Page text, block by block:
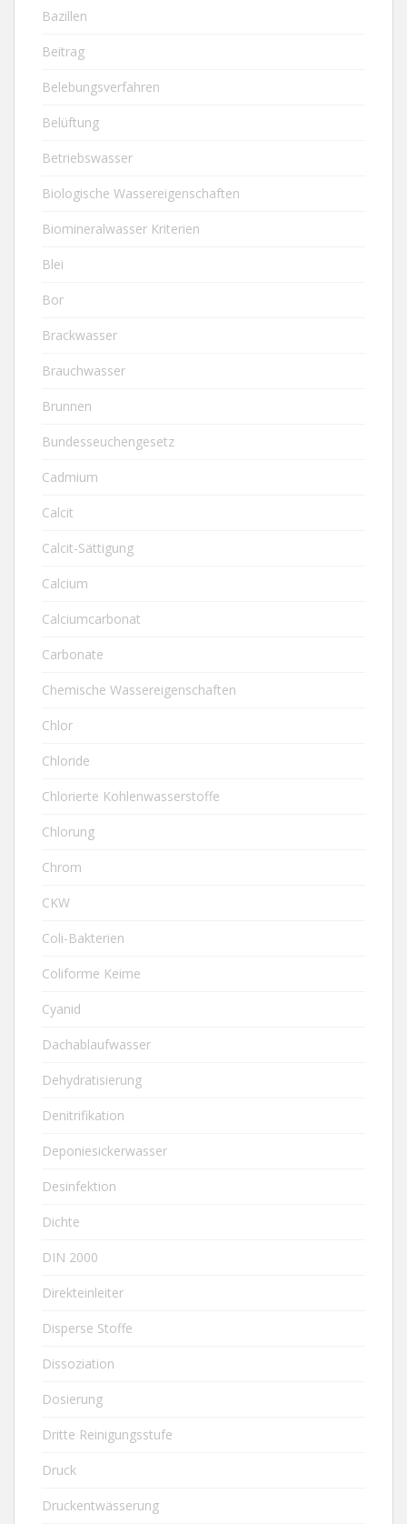
Bazillen
Beitrag
Belebungsverfahren
Belüftung
Betriebswasser
Biologische Wassereigenschaften
Biomineralwasser Kriterien
Blei
Bor
Brackwasser
Brauchwasser
Brunnen
Bundesseuchengesetz
Cadmium
Calcit
Calcit-Sättigung
Calcium
Calciumcarbonat
Carbonate
Chemische Wassereigenschaften
Chlor
Chloride
Chlorierte Kohlenwasserstoffe
Chlorung
Chrom
CKW
Coli-Bakterien
Coliforme Keime
Cyanid
Dachablaufwasser
Dehydratisierung
Denitrifikation
Deponiesickerwasser
Desinfektion
Dichte
DIN 2000
Direkteinleiter
Disperse Stoffe
Dissoziation
Dosierung
Dritte Reinigungsstufe
Druck
Druckentwässerung